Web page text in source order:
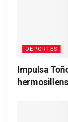
DEPORTES
Impulsa